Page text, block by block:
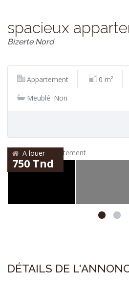
spacieux
Bizerte Nord
Appartement 0 m²
Meublé :Non
A louer
750 Tnd
DÉTAILS DE